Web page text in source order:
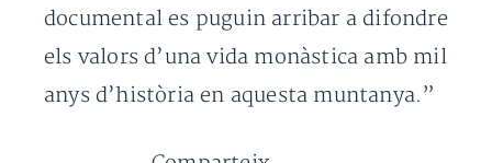
documental es puguin arribar a difondre
els valors d’una vida monàstica amb mil
anys d’història en aquesta muntanya.”